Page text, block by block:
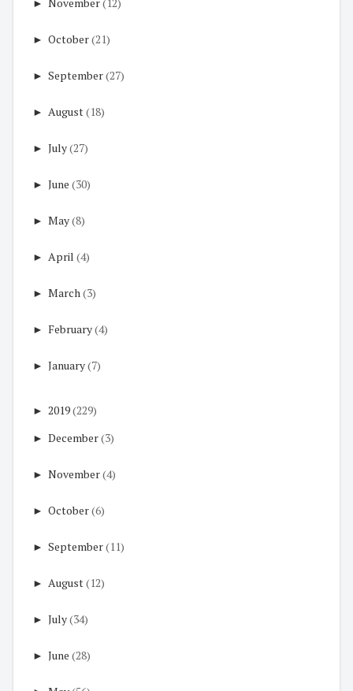
► October(21)
► September(27)
► August(18)
► July(27)
► June (30)
► May(8)
► April (4)
► March(3)
► February(4)
► January(7)
► 2019(229)
► December(3)
► November(4)
► October(6)
► September(11)
► August(12)
► July(34)
► June (28)